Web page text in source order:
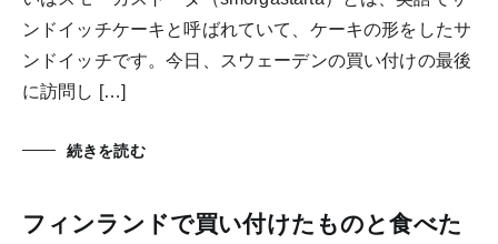
ンドイッチケーキと呼ばれていて、ケーキの形をしたサ
ンドイッチです。今日、スウェーデンの買い付けの最後
に訪問し […]
続きを読む
フィンランドで買い付けたものと食べた